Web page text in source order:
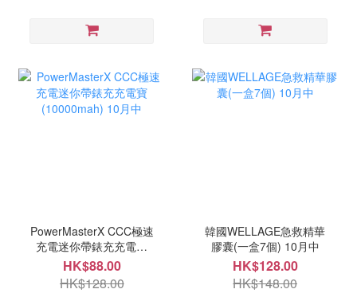
PowerMasterX CCC極速
充電迷你帶錶充充電寶
(10000mah) 10月中
HK$88.00
HK$128.00
韓國WELLAGE急救精華
膠囊(一盒7個) 10月中
HK$128.00
HK$148.00